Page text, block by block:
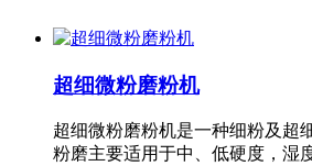
超细微粉磨粉机
超细微粉磨粉机是一种细粉及超
粉磨主要适用于中、低硬度，湿